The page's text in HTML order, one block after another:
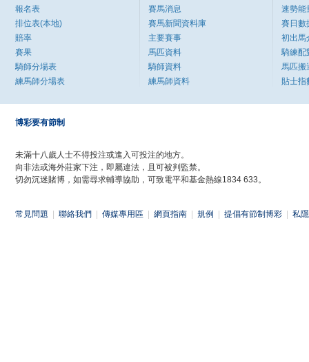
報名表
排位表(本地)
賠率
賽果
騎師分場表
練馬師分場表
賽馬消息
賽馬新聞資料庫
主要賽事
馬匹資料
騎師資料
練馬師資料
速勢能
賽日數
初出馬
騎練配
馬匹搬
貼士指
博彩要有節制
未滿十八歲人士不得投注或進入可投注的地方。
向非法或海外莊家下注，即屬違法，且可被判監禁。
切勿沉迷賭博，如需尋求輔導協助，可致電平和基金熱線1834 633。
常見問題 聯絡我們 傳媒專用區 網頁指南 規例 提倡有節制博彩 私